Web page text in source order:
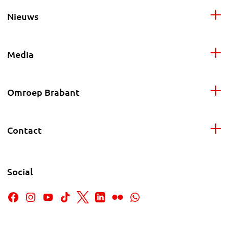
Nieuws
Media
Omroep Brabant
Contact
Social